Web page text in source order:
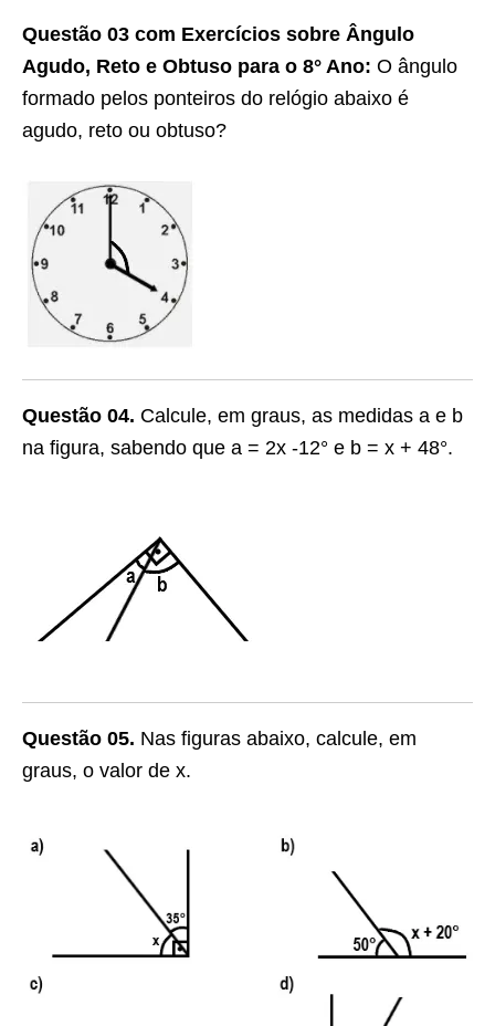
Questão 03 com Exercícios sobre Ângulo
Agudo, Reto e Obtuso para o 8° Ano: O ângulo
formado pelos ponteiros do relógio abaixo é
agudo, reto ou obtuso?
Questão 04. Calcule, em graus, as medidas a e b
na figura, sabendo que a = 2x -12° e b = x + 48°.
Questão 05. Nas figuras abaixo, calcule, em
graus, o valor de x.